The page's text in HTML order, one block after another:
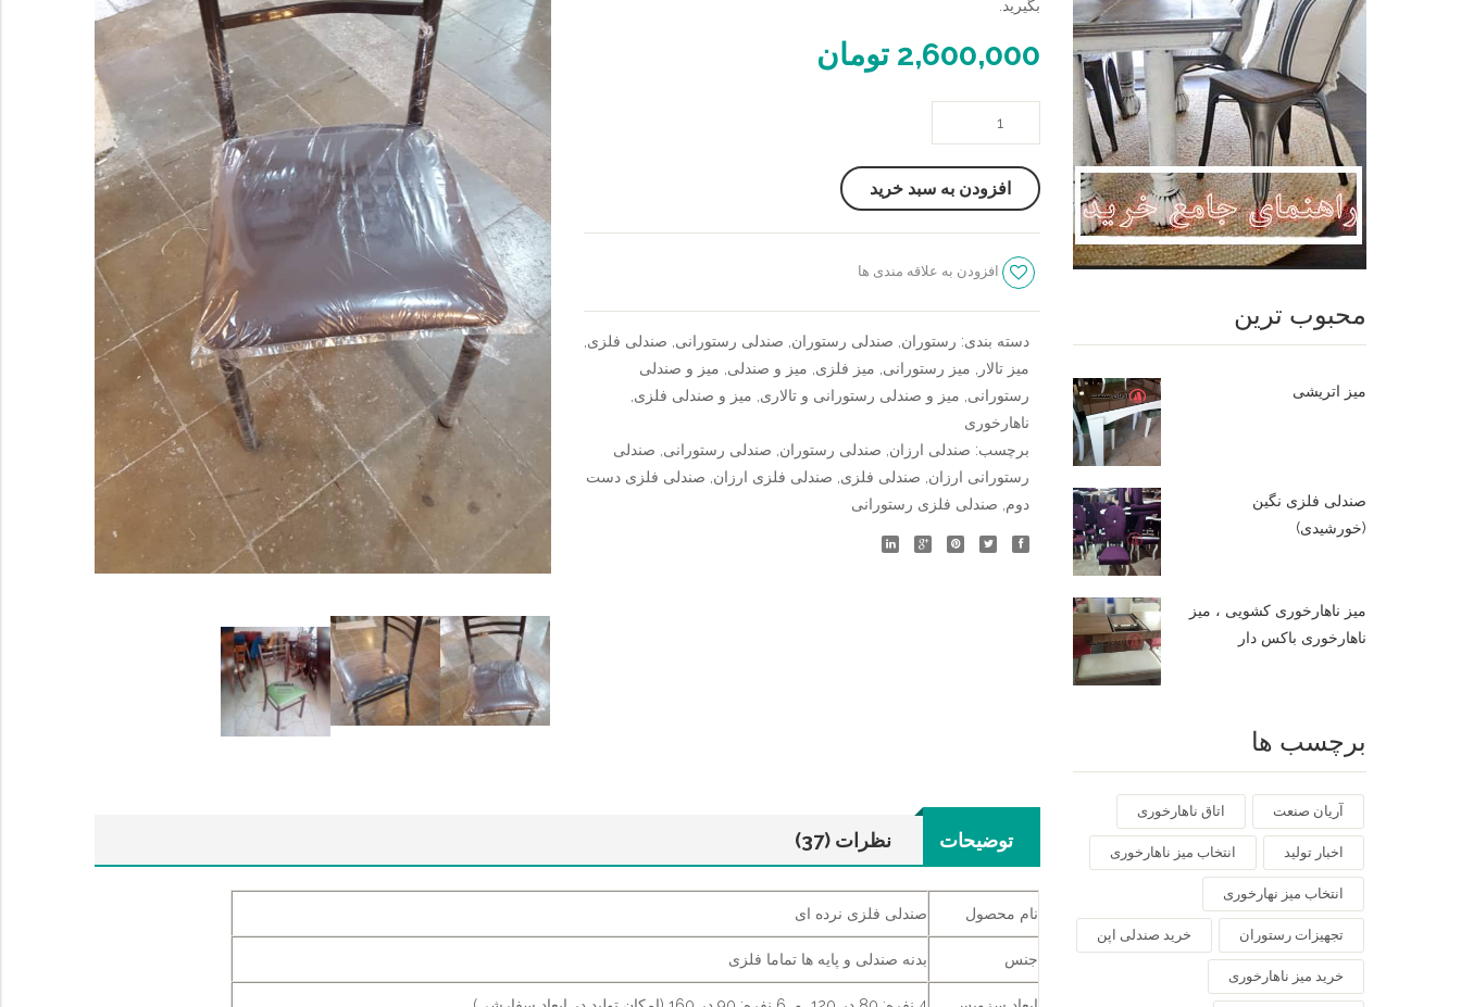
بگیرید.
2,600,000 تومان
صندلی
فلزی
نرده
افزودن به سبد خرید
افزودن به علاقه مندی ها
دسته بندی: رستوران صندلی رستوران صندلی رستورانی صندلی فلزی
میز تالار
میز رستورانی میز فلزی میز و صندلی میز و صندلی
رستورانی میز و صندلی رستورانی و تالاری میز و صندلی فلزی
ناهارخوری
برچسب: صندلی ارزان صندلی رستوران صندلی رستورانی صندلی
رستورانی ارزان صندلی فلزی صندلی فلزی ارزان صندلی فلزی دست
دوم صندلی فلزی رستورانی
توضیحات نظرات (37)
نام محصول صندلی فلزی نرده ای
جنس بدنه صندلی و پایه ها تماما فلزی
محبوب ترین
میز اتریشی
صندلی فلزی نگین
(خورشیدی)
میز ناهارخوری کشویی ، میز
ناهارخوری باکس دار
برچسب ها
آریان صنعت اتاق ناهارخوری
اخبار تولید انتخاب میز ناهارخوری
انتخاب میز نهارخوری
تجهیزات رستوران خرید صندلی اپن
خرید میز ناهارخوری